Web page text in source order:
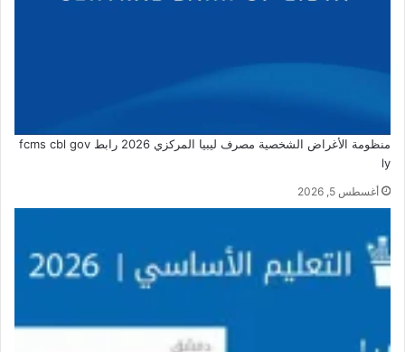
منظومة الأغراض الشخصية مصرف ليبيا المركزي 2026 رابط fcms cbl gov
ly
أغسطس 5, 2026